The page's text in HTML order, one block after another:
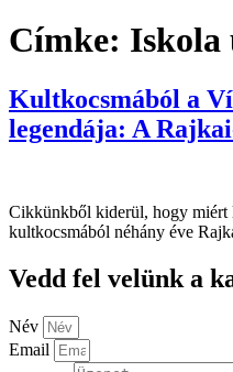
Címke: Iskola
Kultkocsmából a
legendája: A
Cikkünkből kiderül, hogy miért
kultkocsmából néhány éve
Vedd fel velünk a
Név
Email